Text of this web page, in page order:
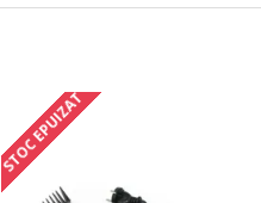
STOC EPUIZAT